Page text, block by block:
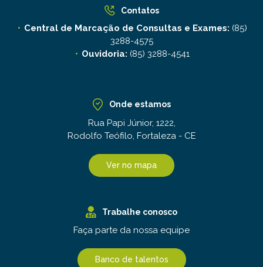
Contatos
Central de Marcação de Consultas e Exames: (85)
3288-4575
Ouvidoria: (85) 3288-4541
Onde estamos
Rua Papi Júnior, 1222,
Rodolfo Teófilo, Fortaleza - CE
Ver no mapa
Trabalhe conosco
Faça parte da nossa equipe
Banco de talentos